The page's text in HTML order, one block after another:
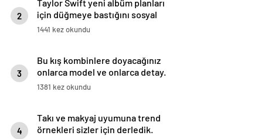
2
Taylor Swift yeni albüm planları
için düğmeye bastığını sosyal
medyadan duyurdu!
1441 kez okundu
3
Bu kış kombinlere doyacağınız
onlarca model ve onlarca detay.
1381 kez okundu
4
Takı ve makyaj uyumuna trend
örnekleri sizler için derledik.